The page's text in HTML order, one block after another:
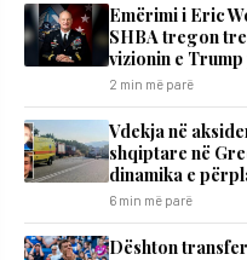
Emërimi i Eric
SHBA tregon
vizionin e
2 min më parë
Vdekja në
shqiptare në
dinamika e
6 min më parë
Dështon